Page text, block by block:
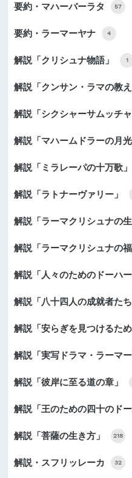
要約・マハーバーラタ 57
要約・ラーマーヤナ 4
解説「クリシュナ物語」 1
解説「クンサン・ラマの教え
解説「シクシャーサムッチャ
解説「マハームドラーの月光
解説「ミラレーパの十万歌」
解説「ラトナーヴァリー」
解説「ラーマクリシュナの生
解説「ラーマクリシュナの福
解説「人々のためのドーハー
解説「八十四人の成就者たち
解説「安らぎを見つけるため
解説「実写ドラマ・ラーマー
解説「彼岸に至る道の章」
解説「王のための四十のドー
解説「菩薩の生き方」 218
解説・スフリッレーカ 32